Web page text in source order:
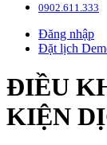
0902.611.333
Đăng nhập
Đặt lịch
ĐIỀU
KIỆN